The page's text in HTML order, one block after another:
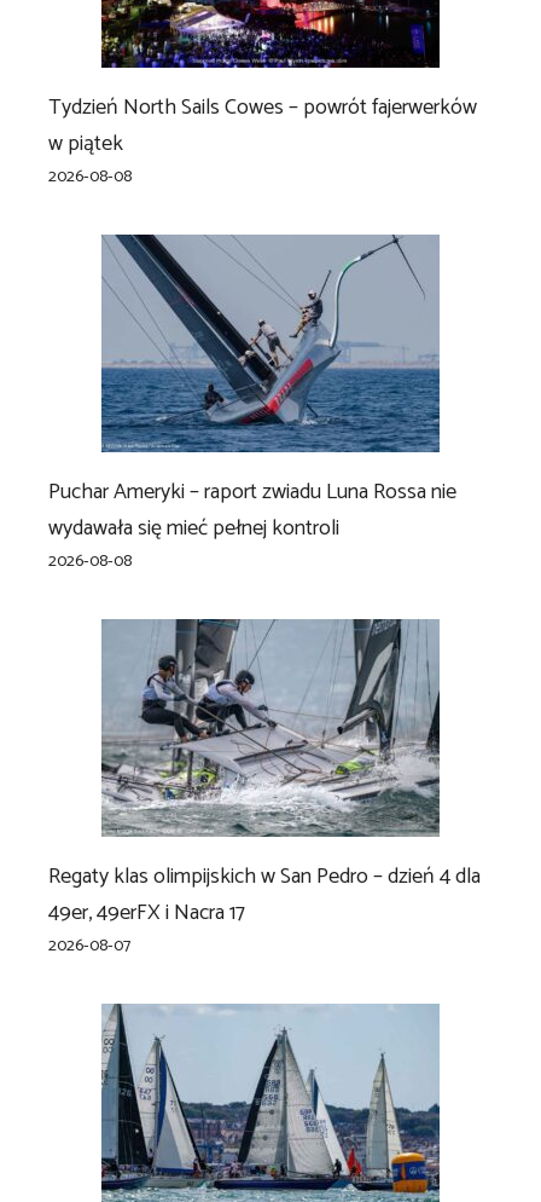
Tydzień North Sails Cowes – powrót fajerwerków
w piątek
2026-08-08
Puchar Ameryki – raport zwiadu Luna Rossa nie
wydawała się mieć pełnej kontroli
2026-08-08
Regaty klas olimpijskich w San Pedro – dzień 4 dla
49er, 49erFX i Nacra 17
2026-08-07